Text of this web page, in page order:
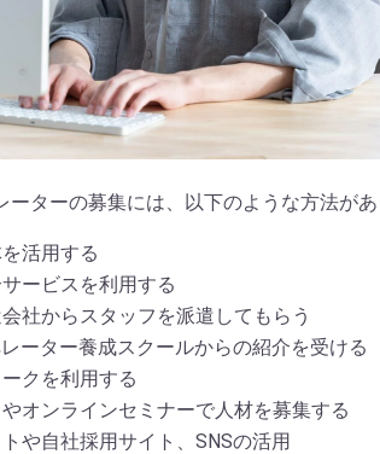
ーターの募集には、以下のような方法が
活用する
ービスを利用する
会社からスタッフを派遣してもらう
ーター養成スクールからの紹介を受ける
クを利用する
オンラインセミナーで人材を募集する
や自社採用サイト、SNSの活用